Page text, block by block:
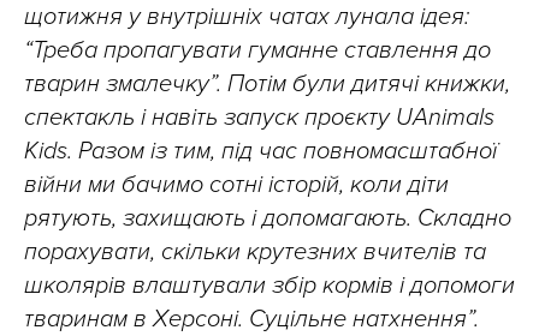
щотижня у внутрішніх чатах лунала ідея:
“Треба пропагувати гуманне ставлення до
тварин змалечку”. Потім були дитячі книжки,
спектакль і навіть запуск проєкту UAnimals
Kids. Разом із тим, під час повномасштабної
війни ми бачимо сотні історій, коли діти
рятують, захищають і допомагають. Складно
порахувати, скільки крутезних вчителів та
школярів влаштували збір кормів і допомоги
тваринам в Херсоні. Суцільне натхнення”.